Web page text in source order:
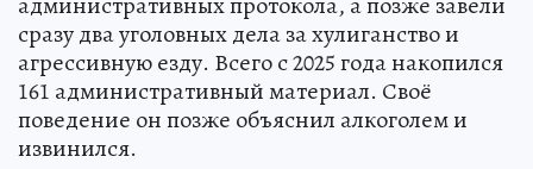
сразу два уголовных дела за хулиганство и
агрессивную езду. Всего с 2025 года накопился
161 административный материал. Своё
поведение он позже объяснил алкоголем и
извинился.